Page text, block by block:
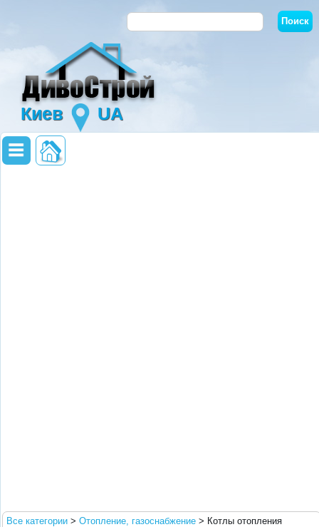
Киев UA
Все категории > Отопление, газоснабжение > Котлы отопления